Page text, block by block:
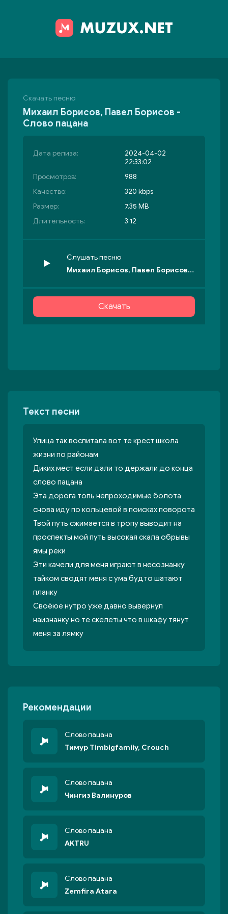
Скачать песню
Михаил Борисов, Павел Борисов -
Слово пацана
Дата релиза:
2024-04-02
22:33:02
Просмотров:
988
Качество:
320 kbps
Размер:
7.35 MB
Длительность:
3:12
Слушать песню
Михаил Борисов, Павел Борисов - Слово пацана
Скачать
Текст песни
Улица так воспитала вот те крест школа
жизни по районам
Диких мест если дали то держали до конца
слово пацана
Эта дорога топь непроходимые болота
снова иду по кольцевой в поисках поворота
Твой путь сжимается в тропу выводит на
проспекты мой путь высокая скала обрывы
ямы реки
Эти качели для меня играют в несознанку
тайком сводят меня с ума будто шатают
планку
Своёюе нутро уже давно вывернул
наизнанку но те скелеты что в шкафу тянут
меня за лямку
Рекомендации
Слово пацана
Тимур Timbigfamiiy, Crouch
Слово пацана
Чингиз Валинуров
Слово пацана
AKTRU
Слово пацана
Zemfira Atara